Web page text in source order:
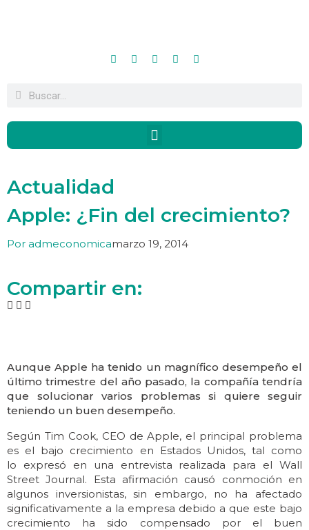
Actualidad
Apple: ¿Fin del crecimiento?
Por admeconomicamarzo 19, 2014
Compartir en:
Aunque Apple ha tenido un magnífico desempeño el
último trimestre del año pasado, la compañía tendría
que solucionar varios problemas si quiere seguir
teniendo un buen desempeño.
Según Tim Cook, CEO de Apple, el principal problema
es el bajo crecimiento en Estados Unidos, tal como
lo expresó en una entrevista realizada para el Wall
Street Journal. Esta afirmación causó conmoción en
algunos inversionistas, sin embargo, no ha afectado
significativamente a la empresa debido a que este bajo
crecimiento ha sido compensado por el buen